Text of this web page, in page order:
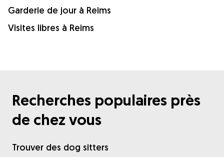
Garderie de jour à Reims
Visites libres à Reims
Recherches populaires près
de chez vous
Trouver des dog sitters